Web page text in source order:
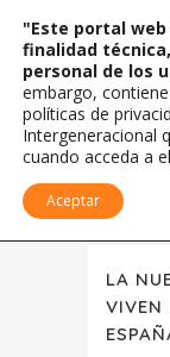
LA
VIVEN
"Este portal
finalidad
personal de los
embargo,
políticas de
Intergeneracional
cuando acceda a
Aceptar